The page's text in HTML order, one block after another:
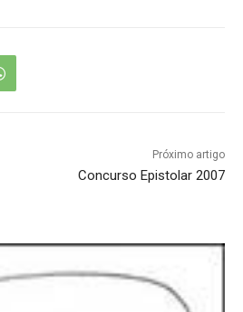
Próximo artigo
Concurso Epistolar 2007